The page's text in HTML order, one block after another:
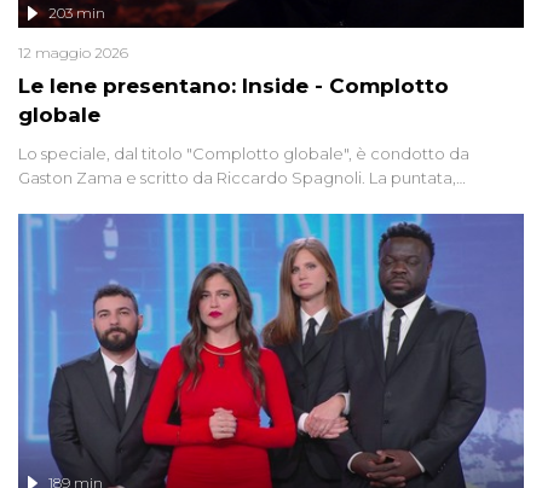
Le Iene presentano: Inside - Complotto
globale
203 min
12 maggio 2026
Lo speciale, dal titolo "Complotto globale", è condotto da
Gaston Zama e scritto da Riccardo Spagnoli. La puntata,
racconta l'universo delle narrazioni alternative, dei sospetti
globali e del complottismo che negli ultimi anni hanno invaso
social network, talk show, piazze digitali e immaginario collettivo.
189 min